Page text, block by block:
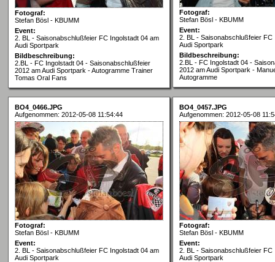
Fotograf:
Stefan Bösl - KBUMM
Event:
2. BL - Saisonabschlußfeier FC Ingolstadt 04 am
Audi Sportpark
Bildbeschreibung:
2.BL - FC Ingolstadt 04 - Saisonabschlußfeier
2012 am Audi Sportpark - Autogramme Trainer
Tomas Oral Fans
Fotograf:
Stefan Bösl - KBUMM
Event:
2. BL - Saisonabschlußfeier FC
Audi Sportpark
Bildbeschreibung:
2.BL - FC Ingolstadt 04 -
2012 am Audi Sportpark -
Autogramme
BO4_0466.JPG
Aufgenommen: 2012-05-08 11:54:44
Fotograf:
Stefan Bösl - KBUMM
Event:
2. BL - Saisonabschlußfeier FC Ingolstadt 04 am
Audi Sportpark
BO4_0457.JPG
Aufgenommen: 2012-05-08
Fotograf:
Stefan Bösl - KBUMM
Event:
2. BL - Saisonabschlußfeier FC
Audi Sportpark